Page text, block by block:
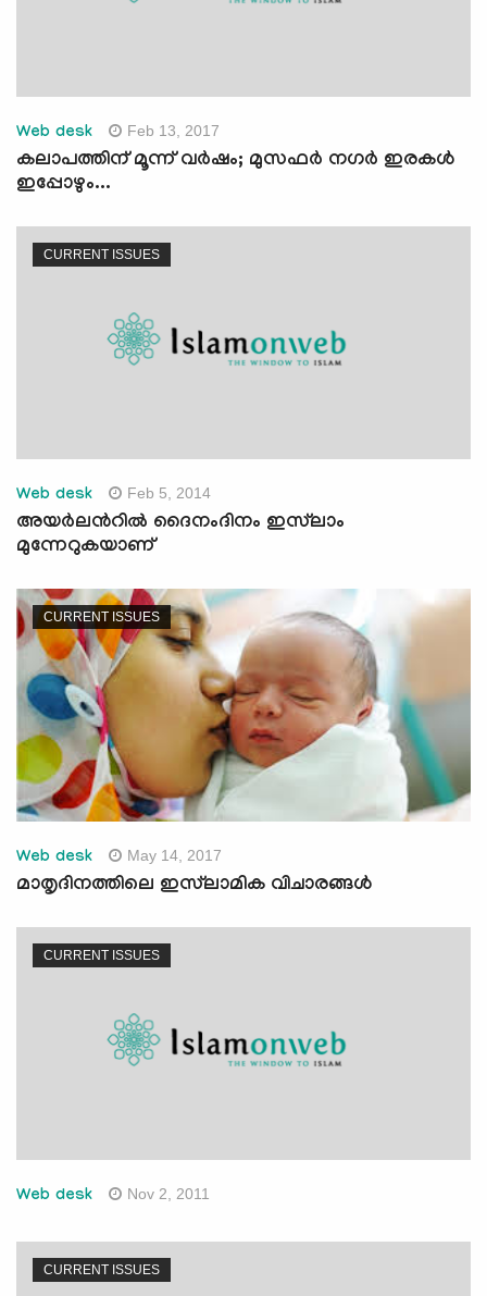
Web desk Feb 13, 2017
കലാപത്തിന് മൂന്ന് വര്‍ഷം; മുസഫര്‍ നഗര്‍ ഇരകള്‍
ഇപ്പോഴും...
CURRENT ISSUES
Web desk Feb 5, 2014
അയര്‍ലന്‍റില്‍ ദൈനംദിനം ഇസ്‌ലാം
മുന്നേറുകയാണ്
CURRENT ISSUES
Web desk May 14, 2017
മാതൃദിനത്തിലെ ഇസ്‌ലാമിക വിചാരങ്ങള്‍
CURRENT ISSUES
Web desk Nov 2, 2011
CURRENT ISSUES